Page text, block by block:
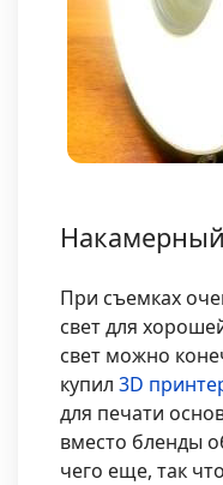
При съемках
свет для
свет можно
купил 3D
для печати
вместо бленды
чего еще, так